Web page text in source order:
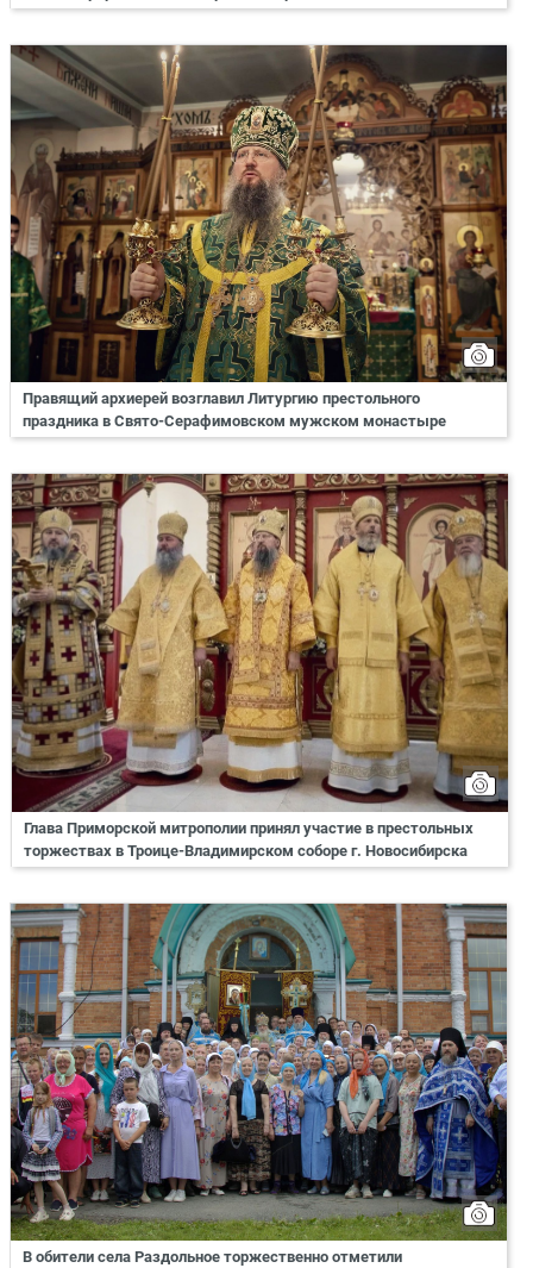
Правящий архиерей возглавил Литургию престольного
праздника в Свято-Серафимовском мужском монастыре
Глава Приморской митрополии принял участие в престольных
торжествах в Троице-Владимирском соборе г. Новосибирска
В обители села Раздольное торжественно отметили